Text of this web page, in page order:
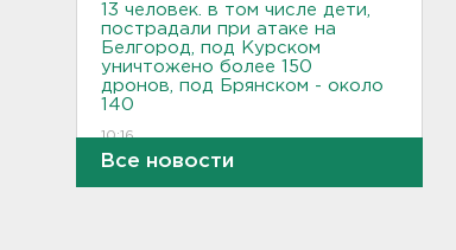
13 человек. в том числе дети,
пострадали при атаке на
Белгород, под Курском
уничтожено более 150
дронов, под Брянском - около
140
10:16
Ленобласть ждут
Все новости